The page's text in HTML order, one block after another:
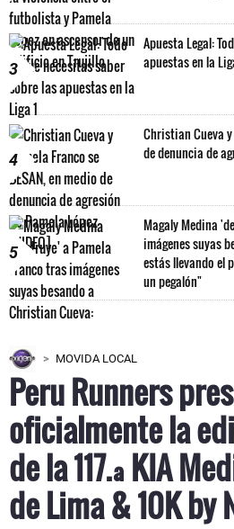
3
Apuesta Legal:
apuestas en la
4
Christian Cueva y
de denuncia de
5
Magaly Medina
imágenes suyas
estás llevando el
un pegalón"
MOVIDA LOCAL
Peru Runners
oficialmente la
de la 117.ª KIA
de Lima & 10K by